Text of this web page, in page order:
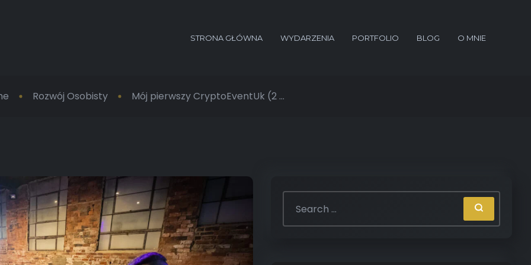
STRONA GŁÓWNA WYDARZENIA PORTFOLIO BLOG O MNIE
Rozwój Osobisty Mój pierwszy CryptoEventUk (2 ...